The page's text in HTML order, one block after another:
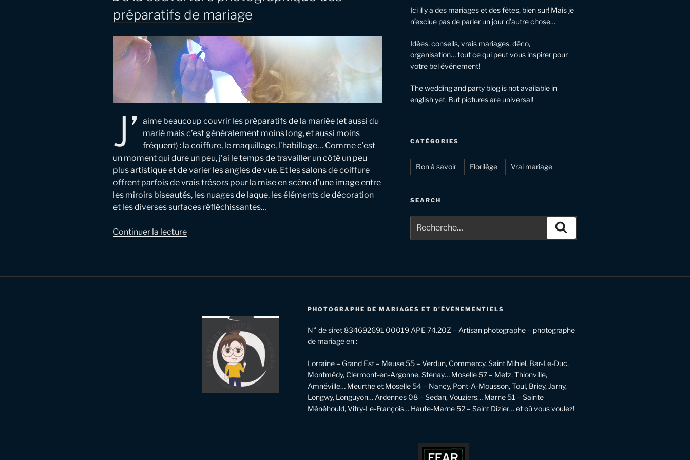
préparatifs de mariage
J’
aime beaucoup couvrir les préparatifs de la mariée (et aussi du
marié mais c’est généralement moins long, et aussi moins
fréquent) : la coiffure, le maquillage, l’habillage… Comme c’est
un moment qui dure un peu, j’ai le temps de travailler un côté un peu
plus artistique et de varier les angles de vue. Et les salons de coiffure
offrent parfois de vrais trésors pour la mise en scène d’une image entre
les miroirs biseautés, les nuages de laque, les éléments de décoration
et les diverses surfaces réfléchissantes…
Continuer la lecturede
mariage »
Ici il y a des mariages et des fêtes, bien sur! Mais je
n’exclue pas de parler un jour d’autre chose…
Idées, conseils, vrais mariages, déco,
organisation… tout ce qui peut vous inspirer pour
votre bel événement!
The wedding and party blog is not available in
english yet. But pictures are universal!
CATÉGORIES
Bon à savoir Florilège Vrai mariage
SEARCH
pour
:
PHOTOGRAPHE DE MARIAGES ET D’ÉVÉNEMENTIELS
N° de siret 834692691 00019 APE 74.20Z – Artisan photographe – photographe
de mariage en :
Lorraine – Grand Est – Meuse 55 – Verdun, Commercy, Saint Mihiel, Bar-Le-Duc,
Montmédy, Clermont-en-Argonne, Stenay… Moselle 57 – Metz, Thionville,
Amnéville… Meurthe et Moselle 54 – Nancy, Pont-A-Mousson, Toul, Briey, Jarny,
Longwy, Longuyon… Ardennes 08 – Sedan, Vouziers… Marne 51 – Sainte
Ménéhould, Vitry-Le-François… Haute-Marne 52 – Saint Dizier… et où vous voulez!